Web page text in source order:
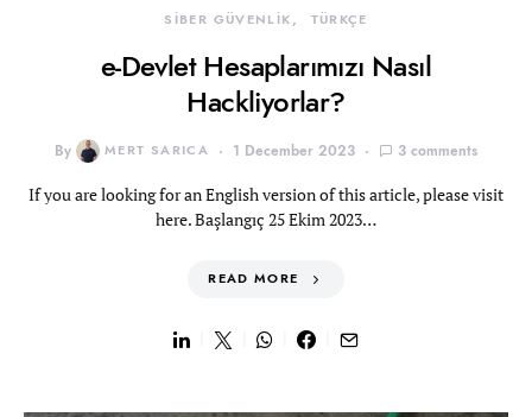
SİBER GÜVENLİK TÜRKÇE
e-Devlet Hesaplarımızı Nasıl
Hackliyorlar?
By MERT SARICA 1 December 2023 3 comments
If you are looking for an English version of this article, please visit
here. Başlangıç 25 Ekim 2023…
READ MORE